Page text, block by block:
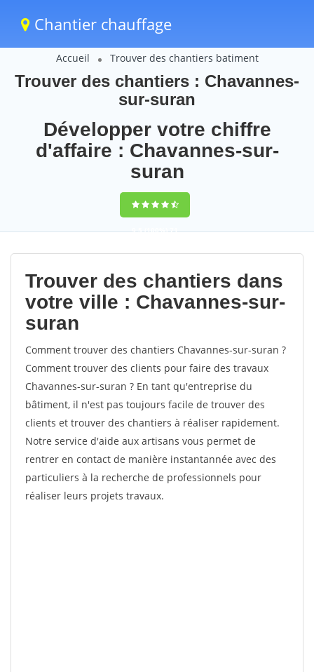
Chantier chauffage
Accueil Trouver des chantiers batiment
Trouver des chantiers : Chavannes-
sur-suran
Développer votre chiffre
d'affaire : Chavannes-sur-
suran
9,5(100%)71
votes
Trouver des chantiers dans
votre ville : Chavannes-sur-
suran
Comment trouver des chantiers Chavannes-sur-suran ?
Comment trouver des clients pour faire des travaux
Chavannes-sur-suran ? En tant qu'entreprise du
bâtiment, il n'est pas toujours facile de trouver des
clients et trouver des chantiers à réaliser rapidement.
Notre service d'aide aux artisans vous permet de
rentrer en contact de manière instantannée avec des
particuliers à la recherche de professionnels pour
réaliser leurs projets travaux.